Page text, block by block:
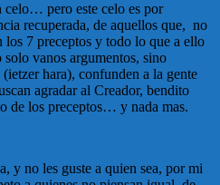
celo… pero este celo es por
recuperada, de aquellos que, no
los 7 preceptos y todo lo que a ello
vanos argumentos, sino
hara), confunden a la gente
agradar al Creador, bendito
de los preceptos… y nada mas.
y no les guste a quien sea, por mi